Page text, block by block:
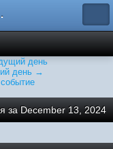
день
день →
за December 13, 2024